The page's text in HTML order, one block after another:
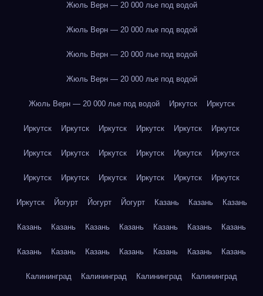
Жюль Верн — 20 000 лье под водой
Жюль Верн — 20 000 лье под водой
Жюль Верн — 20 000 лье под водой
Жюль Верн — 20 000 лье под водой
Жюль Верн — 20 000 лье под водой Иркутск Иркутск
Иркутск Иркутск Иркутск Иркутск Иркутск Иркутск
Иркутск Иркутск Иркутск Иркутск Иркутск Иркутск
Иркутск Иркутск Иркутск Иркутск Иркутск Иркутск
Иркутск Йогурт Йогурт Йогурт Казань Казань Казань
Казань Казань Казань Казань Казань Казань Казань
Казань Казань Казань Казань Казань Казань Казань
Калининград Калининград Калининград Калининград